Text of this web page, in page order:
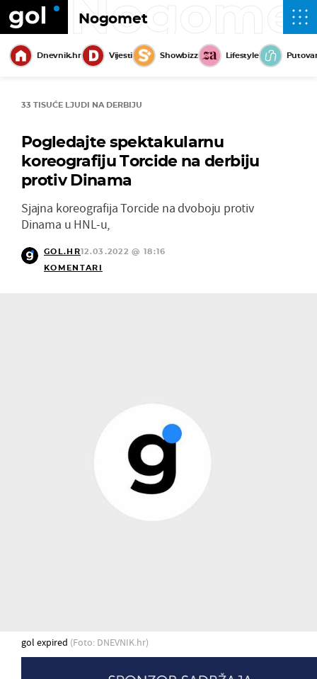
Nogomet
Dnevnik.hr Vijesti Showbizz Lifestyle
33 TISUĆE LJUDI NA DERBIJU
Pogledajte spektakularnu
koreografiju Torcide na derbiju
protiv Dinama
Sjajna koreografija Torcide na dvoboju protiv
Dinama u HNL-u,
GOL.HR12.03.2022 @ 18:16
KOMENTARI
gol expired (Foto: DNEVNIK.hr)